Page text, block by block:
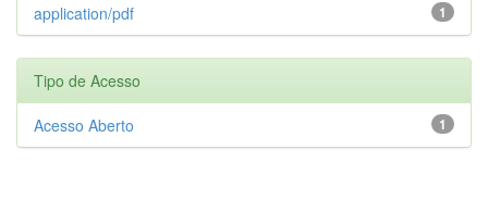
1
application/pdf
Tipo de Acesso
1
Acesso Aberto